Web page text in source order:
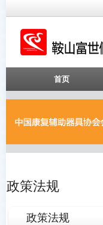
首页
政策法规
政策法规